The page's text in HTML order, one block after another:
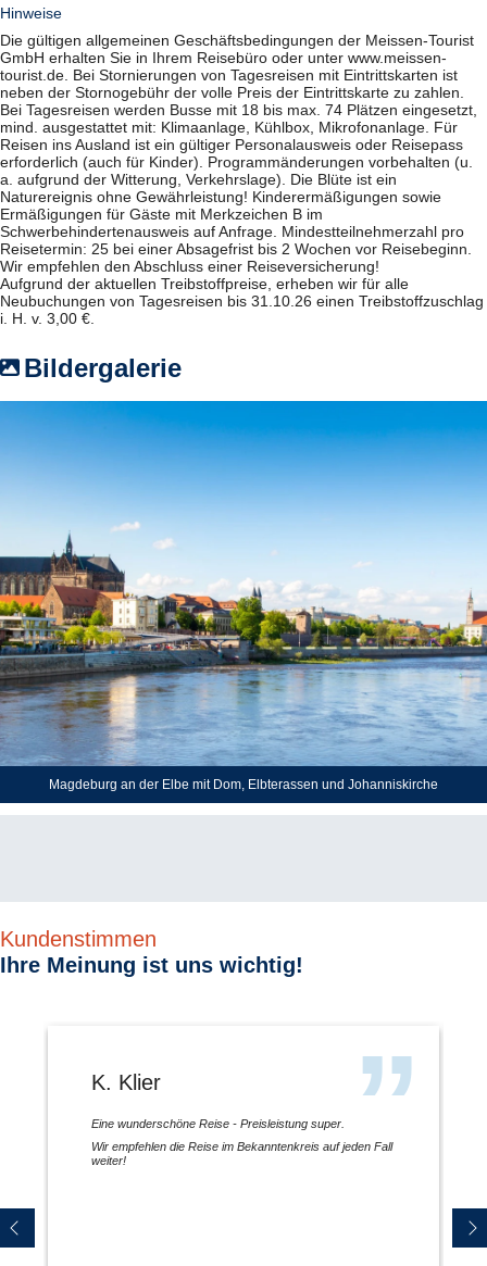
Hinweise
Die gültigen allgemeinen Geschäftsbedingungen der Meissen-Tourist
GmbH erhalten Sie in Ihrem Reisebüro oder unter www.meissen-
tourist.de. Bei Stornierungen von Tagesreisen mit Eintrittskarten ist
neben der Stornogebühr der volle Preis der Eintrittskarte zu zahlen.
Bei Tagesreisen werden Busse mit 18 bis max. 74 Plätzen eingesetzt,
mind. ausgestattet mit: Klimaanlage, Kühlbox, Mikrofonanlage. Für
Reisen ins Ausland ist ein gültiger Personalausweis oder Reisepass
erforderlich (auch für Kinder). Programmänderungen vorbehalten (u.
a. aufgrund der Witterung, Verkehrslage). Die Blüte ist ein
Naturereignis ohne Gewährleistung! Kinderermäßigungen sowie
Ermäßigungen für Gäste mit Merkzeichen B im
Schwerbehindertenausweis auf Anfrage. Mindestteilnehmerzahl pro
Reisetermin: 25 bei einer Absagefrist bis 2 Wochen vor Reisebeginn.
Wir empfehlen den Abschluss einer Reiseversicherung!
Aufgrund der aktuellen Treibstoffpreise, erheben wir für alle
Neubuchungen von Tagesreisen bis 31.10.26 einen Treibstoffzuschlag
i. H. v. 3,00 €.
Bildergalerie
Magdeburg an der Elbe mit Dom, Elbterassen und Johanniskirche
Kundenstimmen
Ihre Meinung ist uns wichtig!
K. Klier
Eine wunderschöne Reise - Preisleistung super.
Wir empfehlen die Reise im Bekanntenkreis auf jeden Fall
weiter!